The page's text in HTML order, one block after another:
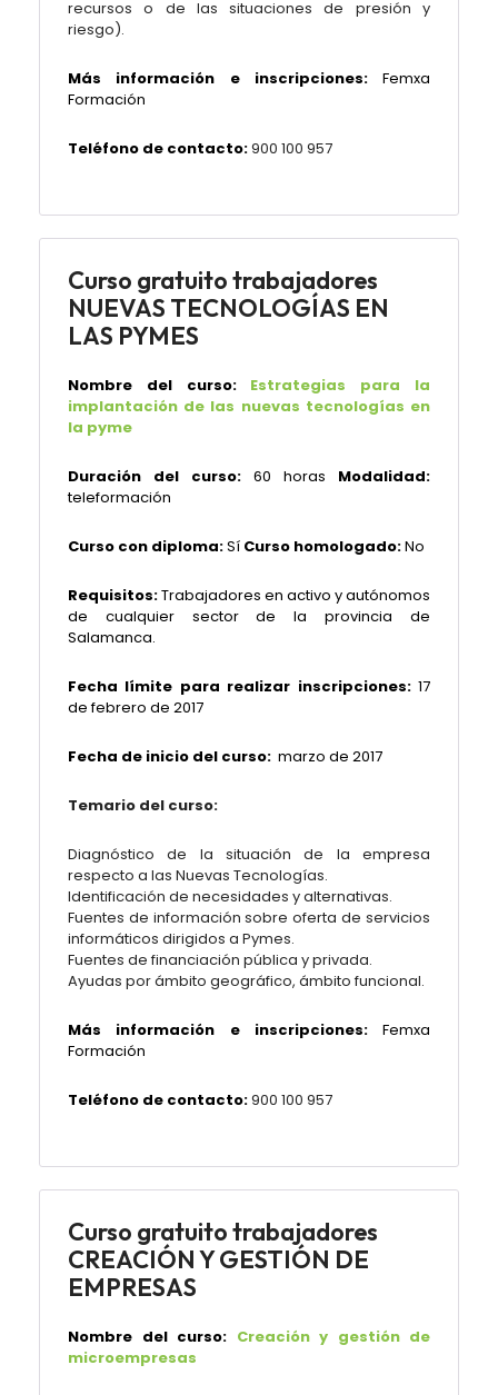
recursos o de las situaciones de presión y
riesgo).
Más información e inscripciones:Femxa
Formación
Teléfono de contacto:900 100 957
Curso gratuito trabajadores
NUEVAS TECNOLOGÍAS EN
LAS PYMES
Nombre del curso:
Estrategias para la
implantación de las nuevas tecnologías en
la pyme
Duración del curso: 60 horas Modalidad:
teleformación
Curso con diploma:Sí Curso homologado:No
Requisitos:Trabajadores en activo y autónomos
de cualquier sector de la provincia de
Salamanca.
Fecha límite para realizar inscripciones: 17
de febrero de 2017
Fecha de inicio del curso: marzo de 2017
Temario del curso:
Diagnóstico de la situación de la empresa
respecto a las Nuevas Tecnologías.
Identificación de necesidades y alternativas.
Fuentes de información sobre oferta de servicios
informáticos dirigidos a Pymes.
Fuentes de financiación pública y privada.
Ayudas por ámbito geográfico, ámbito funcional.
Más información e inscripciones:Femxa
Formación
Teléfono de contacto:900 100 957
Curso gratuito trabajadores
CREACIÓN Y GESTIÓN DE
EMPRESAS
Nombre del curso: Creación y gestión de
microempresas